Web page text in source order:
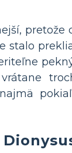
stalo